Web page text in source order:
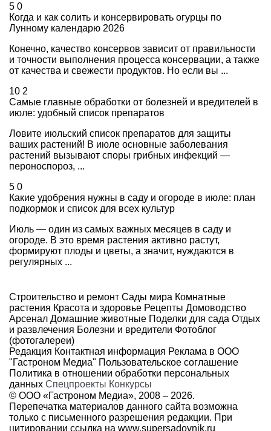
5 0
Когда и как солить и консервировать огурцы по
Лунному календарю 2026
Конечно, качество консервов зависит от правильности
и точности выполнения процесса консервации, а также
от качества и свежести продуктов. Но если вы ...
10 2
Самые главные обработки от болезней и вредителей в
июле: удобный список препаратов
Ловите июльский список препаратов для защиты
ваших растений! В июле основные заболевания
растений вызывают споры грибных инфекций —
пероноспороз, ...
5 0
Какие удобрения нужны в саду и огороде в июле: план
подкормок и список для всех культур
Июль — один из самых важных месяцев в саду и
огороде. В это время растения активно растут,
формируют плоды и цветы, а значит, нуждаются в
регулярных ...
Строительство и ремонт Сады мира Комнатные
растения Красота и здоровье Рецепты Домоводство
Арсенал Домашние животные Поделки для сада Отдых
и развлечения Болезни и вредители Фотоблог
(фотогалереи)
Редакция Контактная информация Реклама в ООО
"Гастроном Медиа" Пользовательское соглашение
Политика в отношении обработки персональных
данных Спецпроекты Конкурсы
© ООО «Гастроном Медиа», 2008 – 2026.
Перепечатка материалов данного сайта возможна
только с письменного разрешения редакции. При
цитировании ссылка на www.supersadovnik.ru